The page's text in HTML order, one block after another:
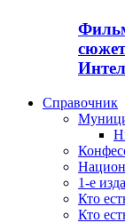
Справочник
1-е
Кто
Кто